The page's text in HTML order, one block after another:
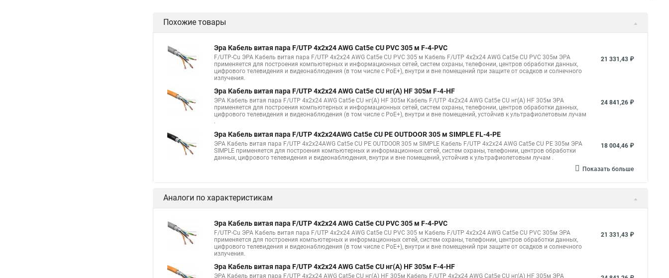
Похожие товары
Эра Кабель витая пара F/UTP 4x2x24 AWG Cat5e CU PVC 305 м F-4-PVC
F/UTP-Cu ЭРА Кабель витая пара F/UTP 4x2x24 AWG Cat5e CU PVC 305 м Кабель F/UTP 4x2x24 AWG Cat5e CU PVC 305м ЭРА
применяется для построения компьютерных и информационных сетей, систем охраны, телефонии, центров обработки данных,
цифрового телевидения и видеонаблюдения (в том числе с PoE+), внутри и вне помещений при защите от осадков и солнечного
излучения.
21 331,43 ₽
Эра Кабель витая пара F/UTP 4x2x24 AWG Cat5e CU нг(А) HF 305м F-4-HF
ЭРА Кабель витая пара F/UTP 4x2x24 AWG Cat5e CU нг(А) HF 305м Кабель F/UTP 4x2x24 AWG Cat5e CU нг(А) HF 305м ЭРА
применяется для построения компьютерных и информационных сетей, систем охраны, телефонии, центров обработки данных,
цифрового телевидения и видеонаблюдения (в том числе с PoE+), внутри и вне помещений, устойчив к ультрафиолетовым лучам
.
24 841,26 ₽
Эра Кабель витая пара F/UTP 4x2x24AWG Cat5e CU PE OUTDOOR 305 м SIMPLE FL-4-PE
ЭРА Кабель витая пара F/UTP 4x2x24AWG Cat5e CU PE OUTDOOR 305 м SIMPLE Кабель F/UTP 4x2x24 AWG Cat5e CU PE 305м ЭРА
SIMPLE применяется для построения компьютерных и информационных сетей, систем охраны, телефонии, центров обработки
данных, цифрового телевидения и видеонаблюдения, внутри и вне помещений, устойчив к ультрафиолетовым лучам .
18 004,46 ₽
Показать больше
Аналоги по характеристикам
Эра Кабель витая пара F/UTP 4x2x24 AWG Cat5e CU PVC 305 м F-4-PVC
F/UTP-Cu ЭРА Кабель витая пара F/UTP 4x2x24 AWG Cat5e CU PVC 305 м Кабель F/UTP 4x2x24 AWG Cat5e CU PVC 305м ЭРА
применяется для построения компьютерных и информационных сетей, систем охраны, телефонии, центров обработки данных,
цифрового телевидения и видеонаблюдения (в том числе с PoE+), внутри и вне помещений при защите от осадков и солнечного
излучения.
21 331,43 ₽
Эра Кабель витая пара F/UTP 4x2x24 AWG Cat5e CU нг(А) HF 305м F-4-HF
ЭРА Кабель витая пара F/UTP 4x2x24 AWG Cat5e CU нг(А) HF 305м Кабель F/UTP 4x2x24 AWG Cat5e CU нг(А) HF 305м ЭРА